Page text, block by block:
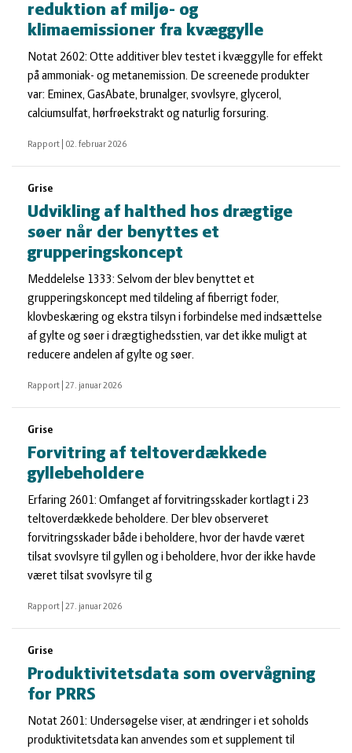
reduktion af miljø- og
klimaemissioner fra kvæggylle
Notat 2602: Otte additiver blev testet i kvæggylle for effekt
på ammoniak- og metanemission. De screenede produkter
var: Eminex, GasAbate, brunalger, svovlsyre, glycerol,
calciumsulfat, hørfrøekstrakt og naturlig forsuring.
Rapport 02. februar 2026
Grise
Udvikling af halthed hos drægtige
søer når der benyttes et
grupperingskoncept
Meddelelse 1333: Selvom der blev benyttet et
grupperingskoncept med tildeling af fiberrigt foder,
klovbeskæring og ekstra tilsyn i forbindelse med indsættelse
af gylte og søer i drægtighedsstien, var det ikke muligt at
reducere andelen af gylte og søer.
Rapport 27. januar 2026
Grise
Forvitring af teltoverdækkede
gyllebeholdere
Erfaring 2601: Omfanget af forvitringsskader kortlagt i 23
teltoverdækkede beholdere. Der blev observeret
forvitringsskader både i beholdere, hvor der havde været
tilsat svovlsyre til gyllen og i beholdere, hvor der ikke havde
været tilsat svovlsyre til g
Rapport 27. januar 2026
Grise
Produktivitetsdata som overvågning
for PRRS
Notat 2601: Undersøgelse viser, at ændringer i et soholds
produktivitetsdata kan anvendes som et supplement til